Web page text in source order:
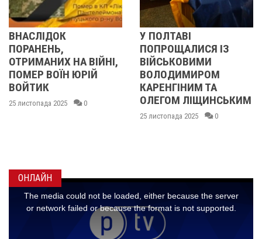
НА ВІЙНІ,
ЮРІЙ
0
ПОПРОЩАЛИСЯ ІЗ
ВІЙСЬКОВИМИ
ВОЛОДИМИРОМ
КАРЕНГІНИМ ТА
ОЛЕГОМ ЛІЩИНСЬКИМ
25 листопада 2025 0
ОНЛАЙН